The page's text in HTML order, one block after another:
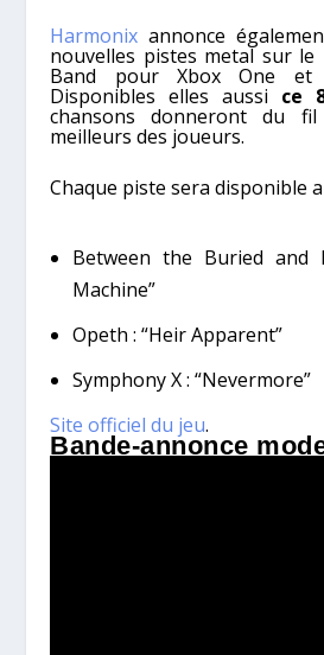
Harmonix annonce
nouvelles pistes metal sur le
Band pour Xbox One et
Disponibles elles aussi ce
chansons donneront du
meilleurs des joueurs.
Chaque piste sera disponible
Between the Buried and
Machine”
Opeth : “Heir Apparent”
Symphony X : “Nevermore”
Site officiel du jeu.
Bande-annonce